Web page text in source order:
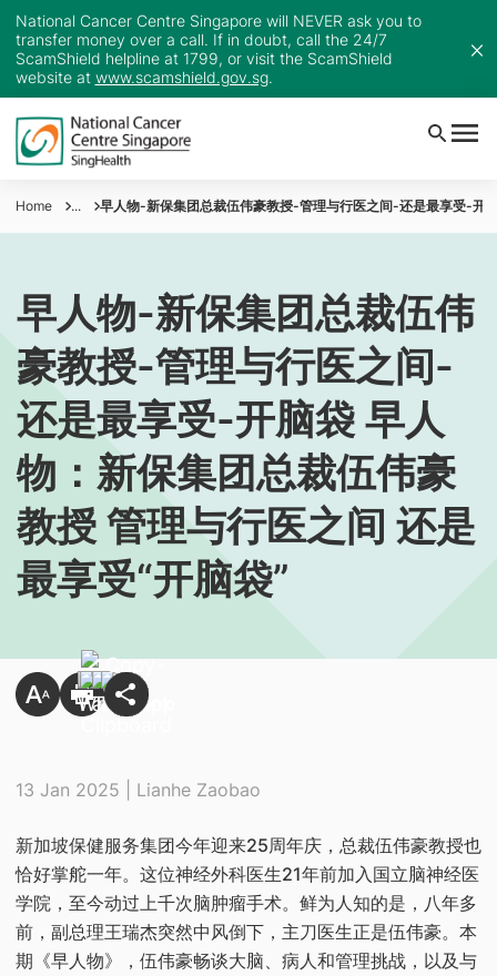
National Cancer Centre Singapore will NEVER ask you to
transfer money over a call. If in doubt, call the 24/7
ScamShield helpline at 1799, or visit the ScamShield
website at www.scamshield.gov.sg.
Home ... 早人物-新保集团总裁伍伟豪教授-管理与行医之间-还是最享受-开
早人物-新保集团总裁伍伟
豪教授-管理与行医之间-
还是最享受-开脑袋 早人
物：新保集团总裁伍伟豪
教授 管理与行医之间 还是
最享受“开脑袋”
13 Jan 2025 | Lianhe Zaobao
新加坡保健服务集团今年迎来25周年庆，总裁伍伟豪教授也
恰好掌舵一年。这位神经外科医生21年前加入国立脑神经医
学院，至今动过上千次脑肿瘤手术。鲜为人知的是，八年多
前，副总理王瑞杰突然中风倒下，主刀医生正是伍伟豪。本
期《早人物》，伍伟豪畅谈大脑、病人和管理挑战，以及与